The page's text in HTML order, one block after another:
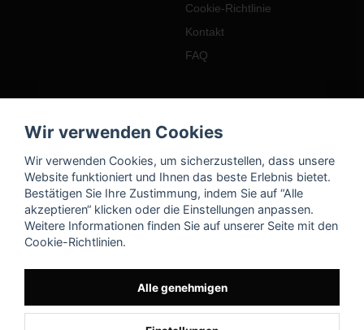
Cookie-Richtlinie
Kontakt
FAQ
Mein Konto
Registrieren
Passwort vergessen?
Wir verwenden Cookies
Wir verwenden Cookies, um sicherzustellen, dass unsere
Website funktioniert und Ihnen das beste Erlebnis bietet.
Bestätigen Sie Ihre Zustimmung, indem Sie auf “Alle
akzeptieren“ klicken oder die Einstellungen anpassen.
Weitere Informationen finden Sie auf unserer Seite mit den
Cookie-Richtlinien.
Alle genehmigen